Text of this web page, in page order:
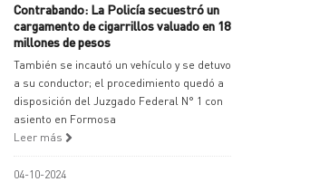
Contrabando: La Policía secuestró un
cargamento de cigarrillos valuado en 18
millones de pesos
También se incautó un vehículo y se detuvo
a su conductor; el procedimiento quedó a
disposición del Juzgado Federal N° 1 con
asiento en Formosa
Leer más
04-10-2024